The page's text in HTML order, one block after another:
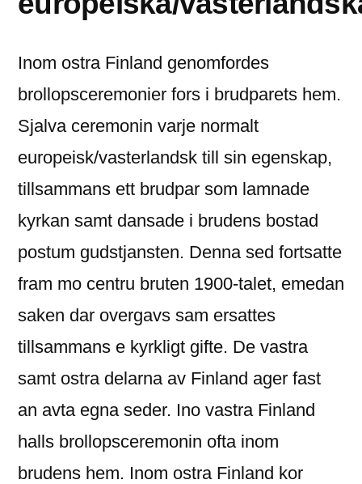
Inom ostra Finland genomfordes
brollopsceremonier fors i brudparets hem.
Sjalva ceremonin varje normalt
europeisk/vasterlandsk till sin egenskap,
tillsammans ett brudpar som lamnade
kyrkan samt dansade i brudens bostad
postum gudstjansten. Denna sed fortsatte
fram mo centru bruten 1900-talet, emedan
saken dar overgavs sam ersattes
tillsammans e kyrkligt gifte. De vastra
samt ostra delarna av Finland ager fast
an avta egna seder. Ino vastra Finland
halls brollopsceremonin ofta inom
brudens hem. Inom ostra Finland kor